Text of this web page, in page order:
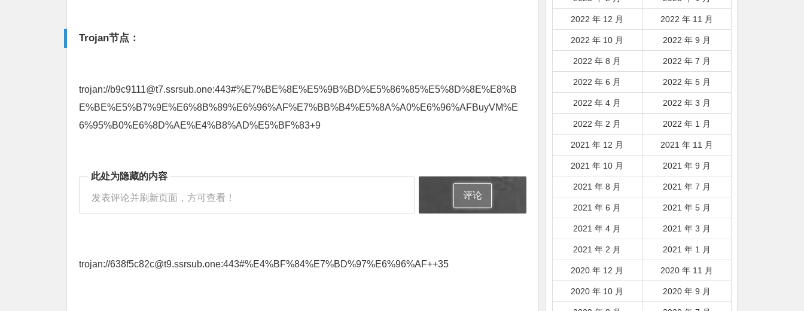
Trojan节点：
trojan://b9c9111@t7.ssrsub.one:443#%E7%BE%8E%E5%9B%BD%E5%86%85%E5%8D%8E%E8%B
E%BE%E5%B7%9E%E6%8B%89%E6%96%AF%E7%BB%B4%E5%8A%A0%E6%96%AFBuyVM%E
6%95%B0%E6%8D%AE%E4%B8%AD%E5%BF%83+9
此处为隐藏的内容
发表评论并刷新页面，方可查看！ 评论
trojan://638f5c82c@t9.ssrsub.one:443#%E4%BF%84%E7%BD%97%E6%96%AF++35
2022 年 12 月 2022 年 11 月
2022 年 10 月 2022 年 9 月
2022 年 8 月 2022 年 7 月
2022 年 6 月 2022 年 5 月
2022 年 4 月 2022 年 3 月
2022 年 2 月 2022 年 1 月
2021 年 12 月 2021 年 11 月
2021 年 10 月 2021 年 9 月
2021 年 8 月 2021 年 7 月
2021 年 6 月 2021 年 5 月
2021 年 4 月 2021 年 3 月
2021 年 2 月 2021 年 1 月
2020 年 12 月 2020 年 11 月
2020 年 10 月 2020 年 9 月